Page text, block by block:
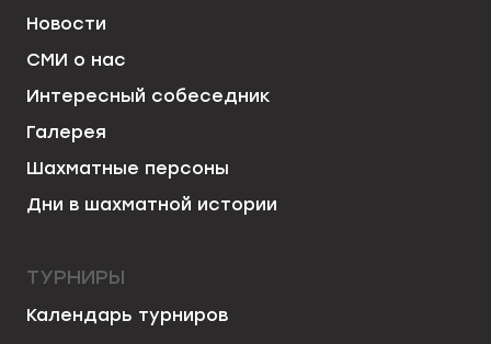
Новости
СМИ о нас
Интересный собеседник
Галерея
Шахматные персоны
Дни в шахматной истории
ТУРНИРЫ
Календарь турниров